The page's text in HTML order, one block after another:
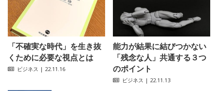
「不確実な時代」を生き抜
くために必要な視点とは
ビジネス | 22.11.16
能力が結果に結びつかない
「残念な人」共通する３つ
のポイント
ビジネス | 22.11.13